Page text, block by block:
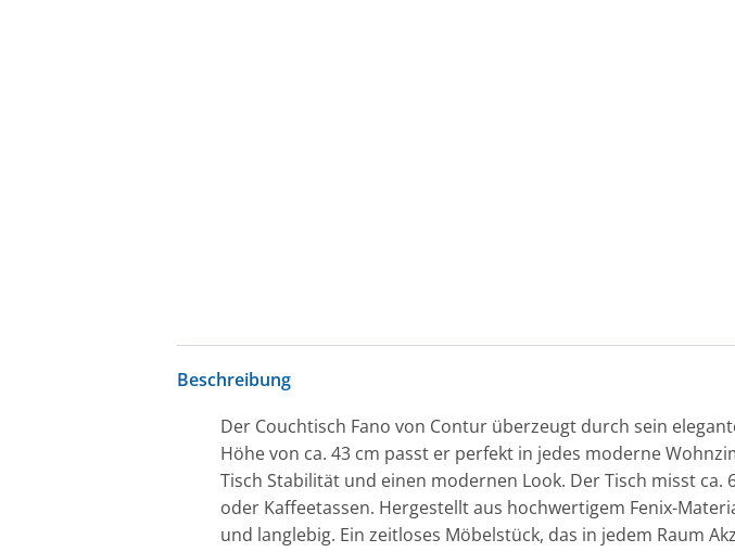
Beschreibung
Der Couchtisch Fano von Contur überzeugt durch sein
Höhe von ca. 43 cm passt er perfekt in jedes moderne
Tisch Stabilität und einen modernen Look. Der Tisch misst
oder Kaffeetassen. Hergestellt aus hochwertigem Fenix-
und langlebig. Ein zeitloses Möbelstück, das in jedem Raum